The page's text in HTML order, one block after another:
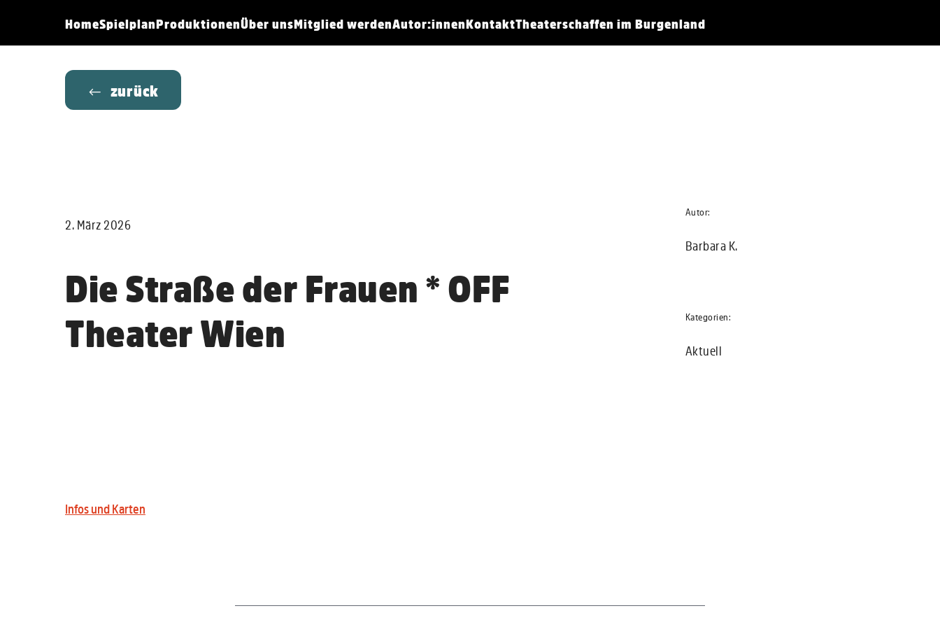
HomeSpielplanProduktionenÜber unsMitglied werdenAutor:innenKontaktTheaterschaffen im Burgenland
zurück
2. März 2026
Die Straße der Frauen * OFF
Theater Wien
Infos und Karten
Autor:
Barbara K.
Kategorien:
Aktuell